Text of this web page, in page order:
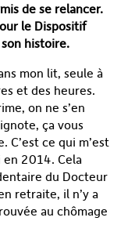
de se relancer.
le Dispositif
histoire.
mon lit, seule à
et des heures.
on ne s’en
ça vous
ce qui m’est
2014. Cela
du Docteur
retraite, il n’y a
au chômage